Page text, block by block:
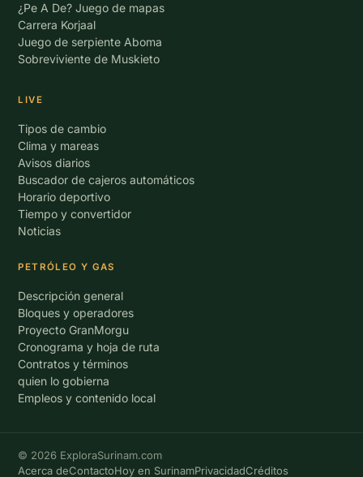
¿Pe A De? Juego de mapas
Carrera Korjaal
Juego de serpiente Aboma
Sobreviviente de Muskieto
LIVE
Tipos de cambio
Clima y mareas
Avisos diarios
Buscador de cajeros automáticos
Horario deportivo
Tiempo y convertidor
Noticias
PETRÓLEO Y GAS
Descripción general
Bloques y operadores
Proyecto GranMorgu
Cronograma y hoja de ruta
Contratos y términos
quien lo gobierna
Empleos y contenido local
© 2026 ExploraSurinam.com
Acerca deContactoHoy en SurinamPrivacidadCréditos